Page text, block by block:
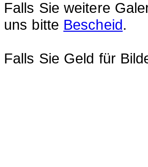
Falls Sie weitere
uns bitte Bescheid.
Falls Sie Geld für